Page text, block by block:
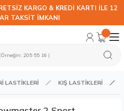
KARGO & KREDİ KARTI İLE 12
TAKSİT İMKANI
LASTİKLERİ KIŞ LASTİKLERİ